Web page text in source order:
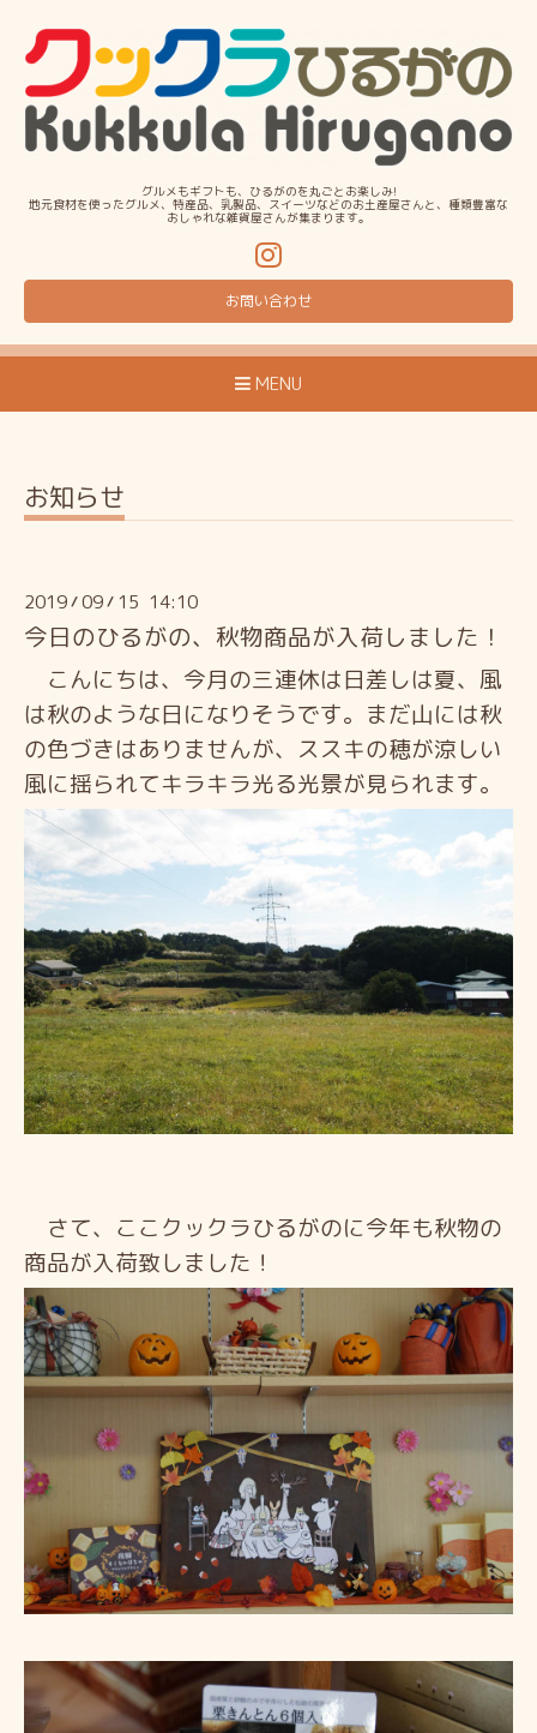
グルメもギフトも、ひるがのを丸ごとお楽しみ!
地元食材を使ったグルメ、特産品、乳製品、スイーツなどのお土産屋さんと、種類豊富な
おしゃれな雑貨屋さんが集まります。
お問い合わせ
MENU
お知らせ
2019/09/ 15 14:10
今日のひるがの、秋物商品が入荷しました！
こんにちは、今月の三連休は日差しは夏、風
は秋のような日になりそうです。まだ山には秋
の色づきはありませんが、ススキの穂が涼しい
風に揺られてキラキラ光る光景が見られます。
さて、ここクックラひるがのに今年も秋物の
商品が入荷致しました！